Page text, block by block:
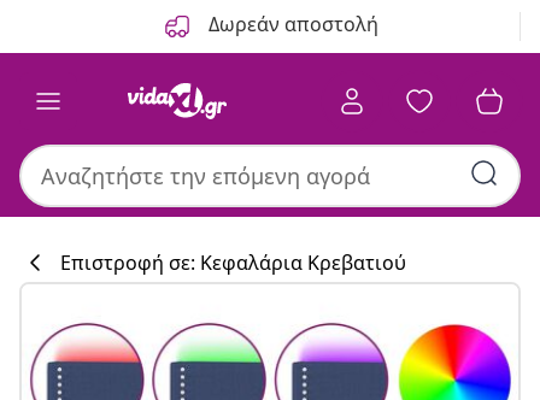
Δωρεάν αποστολή
Συλλογή
Επιστροφή σε: Κεφαλάρια Κρεβατιού